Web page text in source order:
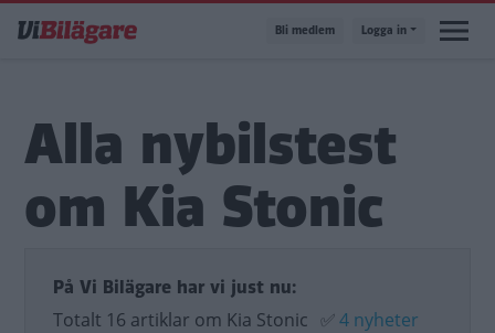
till
Bli medlem Logga in
Alla nybilstest
om Kia Stonic
På Vi Bilägare har vi just nu:
Totalt 16 artiklar om Kia Stonic ✅4 nyheter